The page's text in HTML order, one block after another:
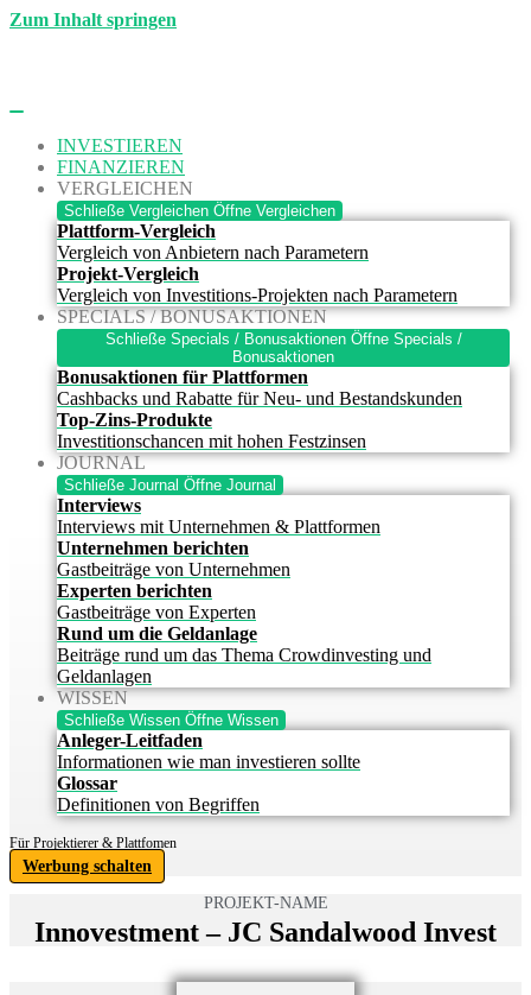
Zum Inhalt springen
INVESTIEREN
FINANZIEREN
VERGLEICHEN
Schließe Vergleichen Öffne Vergleichen
Plattform-Vergleich
Vergleich von Anbietern nach Parametern
Projekt-Vergleich
Vergleich von Investitions-Projekten nach Parametern
SPECIALS / BONUSAKTIONEN
Schließe Specials / Bonusaktionen Öffne Specials /
Bonusaktionen
Bonusaktionen für Plattformen
Cashbacks und Rabatte für Neu- und Bestandskunden
Top-Zins-Produkte
Investitionschancen mit hohen Festzinsen
JOURNAL
Schließe Journal Öffne Journal
Interviews
Interviews mit Unternehmen & Plattformen
Unternehmen berichten
Gastbeiträge von Unternehmen
Experten berichten
Gastbeiträge von Experten
Rund um die Geldanlage
Beiträge rund um das Thema Crowdinvesting und
Geldanlagen
WISSEN
Schließe Wissen Öffne Wissen
Anleger-Leitfaden
Informationen wie man investieren sollte
Glossar
Definitionen von Begriffen
Für Projektierer & Plattfomen
Werbung schalten
PROJEKT-NAME
Innovestment – JC Sandalwood Invest